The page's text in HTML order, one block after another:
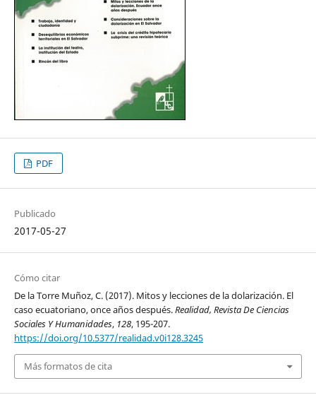
PDF
Publicado
2017-05-27
Cómo citar
De la Torre Muñoz, C. (2017). Mitos y lecciones de la dolarización. El
caso ecuatoriano, once años después.Realidad, Revista De Ciencias
Sociales Y Humanidades, 128, 195-207.
https://doi.org/10.5377/realidad.v0i128.3245
Más formatos de cita